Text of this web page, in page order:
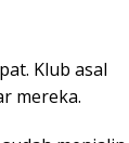
Klub asal
mereka.